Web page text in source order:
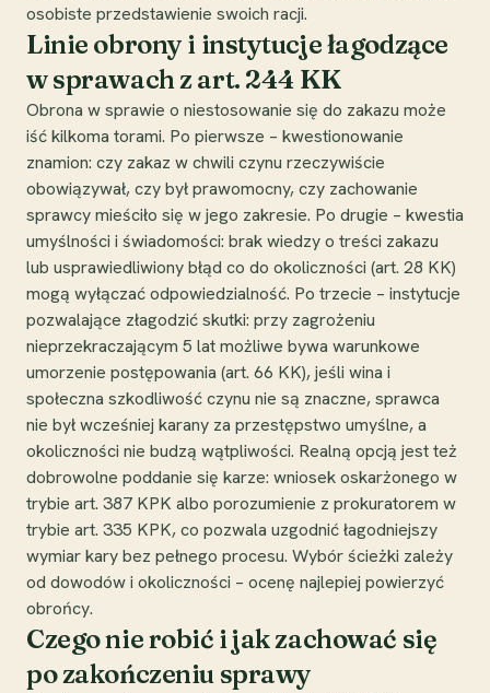
osobiste przedstawienie swoich racji.
Linie obrony i instytucje łagodzące
w sprawach z art. 244 KK
Obrona w sprawie o niestosowanie się do zakazu może
iść kilkoma torami. Po pierwsze – kwestionowanie
znamion: czy zakaz w chwili czynu rzeczywiście
obowiązywał, czy był prawomocny, czy zachowanie
sprawcy mieściło się w jego zakresie. Po drugie – kwestia
umyślności i świadomości: brak wiedzy o treści zakazu
lub usprawiedliwiony błąd co do okoliczności (art. 28 KK)
mogą wyłączać odpowiedzialność. Po trzecie – instytucje
pozwalające złagodzić skutki: przy zagrożeniu
nieprzekraczającym 5 lat możliwe bywa warunkowe
umorzenie postępowania (art. 66 KK), jeśli wina i
społeczna szkodliwość czynu nie są znaczne, sprawca
nie był wcześniej karany za przestępstwo umyślne, a
okoliczności nie budzą wątpliwości. Realną opcją jest też
dobrowolne poddanie się karze: wniosek oskarżonego w
trybie art. 387 KPK albo porozumienie z prokuratorem w
trybie art. 335 KPK, co pozwala uzgodnić łagodniejszy
wymiar kary bez pełnego procesu. Wybór ścieżki zależy
od dowodów i okoliczności – ocenę najlepiej powierzyć
obrońcy.
Czego nie robić i jak zachować się
po zakończeniu sprawy